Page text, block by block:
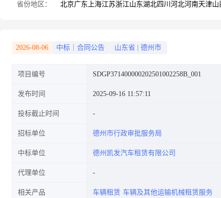
省份地区： 北京广东 上海江苏浙江山东湖北四川 河北河南天津山
2026-08-06 中标｜合同公告 山东省 德州市
项目编号 SDGP371400000202501002258B_001
发布时间 2025-09-16 11:57:11
投标截止时间
招标单位 德州市行政审批服务局
中标单位 德州凯发汽车租赁有限公司
代理单位
相关产品 车辆租赁 车辆及其他运输机械租赁服务